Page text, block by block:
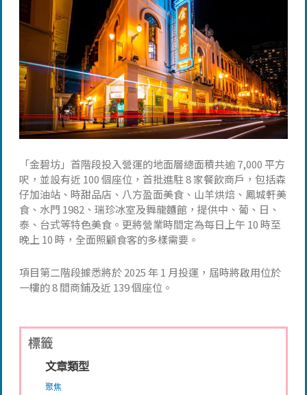
「金碧坊」首階段投入營運的地面層總面積共逾 7,000 平方
呎，並設有近 100 個座位，首批進駐 8 家餐飲商戶，包括森
仔加油站、時甜品店、八方盈面美食、山羊烘焙、鳳城軒美
食、水門 1982、瑞珍冰室及舞龍麵館，提供中、葡、日、
泰、台式等特色美食。更將營業時間定為每日上午 10 時至
晚上 10 時，全面照顧食客的多樣需要。
項目第二階段據悉將於 2025 年 1 月投運，屆時將啟用位於
一樓的 8 間商鋪及近 139 個座位。
標籤
文章類型
聚焦